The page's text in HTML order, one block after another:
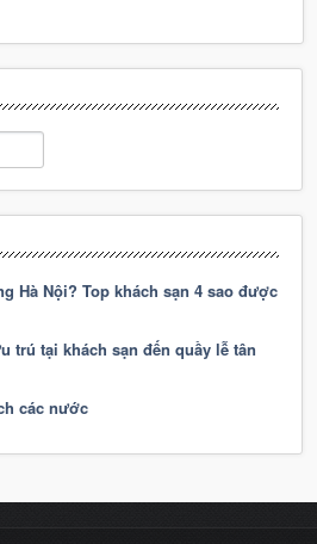
Hà Nội? Top khách sạn 4 sao được
trú tại khách sạn đến quầy lễ tân
các nước